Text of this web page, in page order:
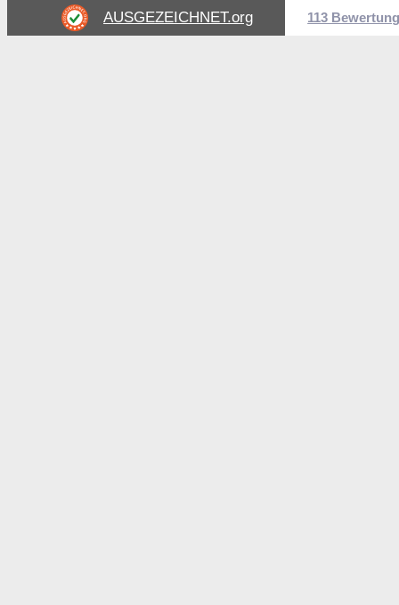
AUSGEZEICHNET.org 113